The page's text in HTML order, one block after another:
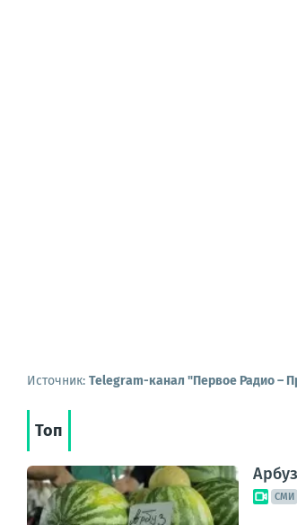
Источник: Telegram-канал "Первое Радио –
Топ
СМИ